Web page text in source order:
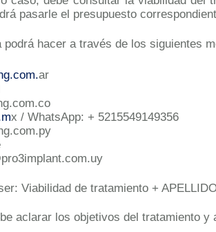
pasarle el presupuesto
hacer a través de los siguientes
ar
x / WhatsApp: + 5215549149356
Viabilidad de tratamiento +
aclarar los objetivos del tratamiento